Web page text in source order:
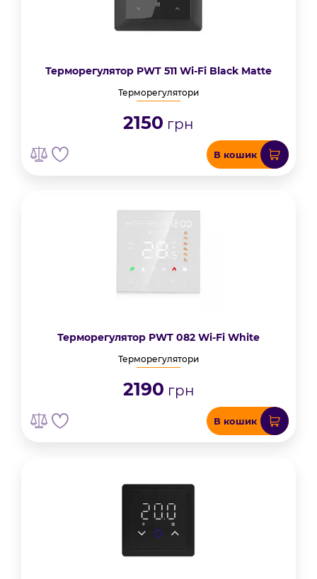
Терморегулятор PWT 511 Wi-Fi Black Matte
Терморегулятори
2150 грн
В кошик
Терморегулятор PWT 082 Wi-Fi White
Терморегулятори
2190 грн
В кошик